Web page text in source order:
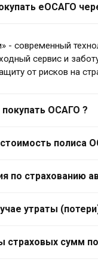
еОСАГО
- современный
сервис и
от рисков на
ОСАГО ?
стоимость полиса
по страхованию
утраты
страховых сумм